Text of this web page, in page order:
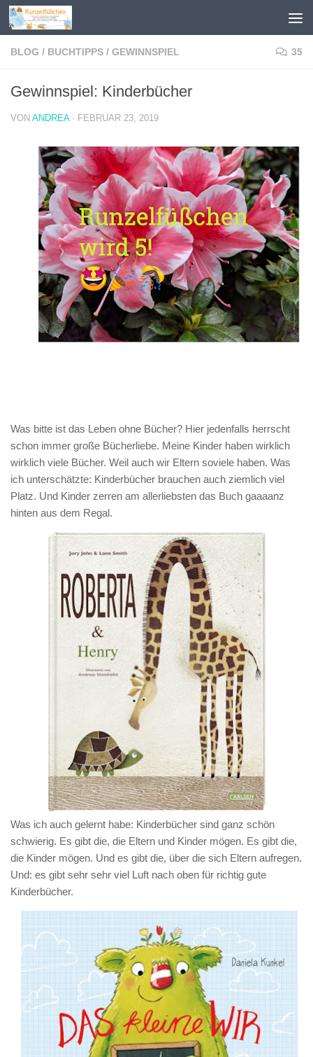
Zum Inhalt springen
BLOG / BUCHTIPPS / GEWINNSPIEL 35
Gewinnspiel: Kinderbücher
VON ANDREA · FEBRUAR 23, 2019
Was bitte ist das Leben ohne Bücher? Hier jedenfalls herrscht
schon immer große Bücherliebe. Meine Kinder haben wirklich
wirklich viele Bücher. Weil auch wir Eltern soviele haben. Was
ich unterschätzte: Kinderbücher brauchen auch ziemlich viel
Platz. Und Kinder zerren am allerliebsten das Buch gaaaanz
hinten aus dem Regal.
Was ich auch gelernt habe: Kinderbücher sind ganz schön
schwierig. Es gibt die, die Eltern und Kinder mögen. Es gibt die,
die Kinder mögen. Und es gibt die, über die sich Eltern aufregen.
Und: es gibt sehr sehr viel Luft nach oben für richtig gute
Kinderbücher.